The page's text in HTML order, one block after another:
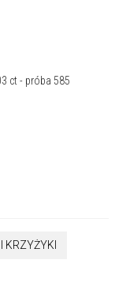
ct - próba 585
KRZYŻYKI